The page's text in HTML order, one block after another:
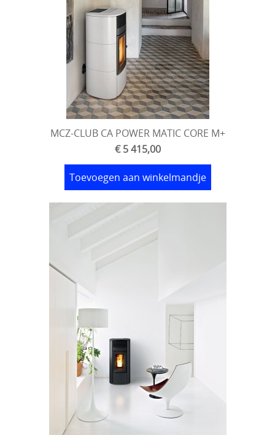
MCZ-CLUB CA POWER MATIC CORE M+
€ 5 415,00
Toevoegen aan winkelmandje